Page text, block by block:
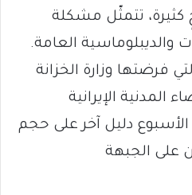
كثيرة، تتمثّل مشكلة
والديبلوماسية العامة.
فرضتها وزارة الخزانة
المدنية الإيرانية
دليل آخر على حجم
على الجبهة